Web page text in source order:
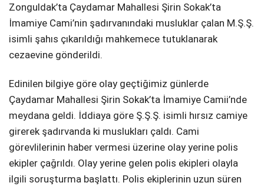
Youtube
Zonguldak’ta Çaydamar Mahallesi Şirin Sokak’ta
İmamiye Cami’nin şadırvanındaki musluklar çalan M.Ş.Ş.
isimli şahıs çıkarıldığı mahkemece tutuklanarak
cezaevine gönderildi.
Edinilen bilgiye göre olay geçtiğimiz günlerde
Çaydamar Mahallesi Şirin Sokak’ta İmamiye Camii’nde
meydana geldi. İddiaya göre Ş.Ş.Ş. isimli hırsız camiye
girerek şadırvanda ki muslukları çaldı. Cami
görevlilerinin haber vermesi üzerine olay yerine polis
ekipler çağrıldı. Olay yerine gelen polis ekipleri olayla
ilgili soruşturma başlattı. Polis ekiplerinin uzun süren